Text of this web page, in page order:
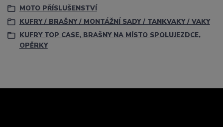
MOTO PŘÍSLUŠENSTVÍ
KUFRY / BRAŠNY / MONTÁŽNÍ SADY / TANKVAKY / VAKY
KUFRY TOP CASE, BRAŠNY NA MÍSTO SPOLUJEZDCE,
OPĚRKY